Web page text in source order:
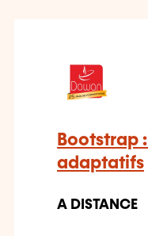
Bootstrap
adaptatifs
A DISTANCE